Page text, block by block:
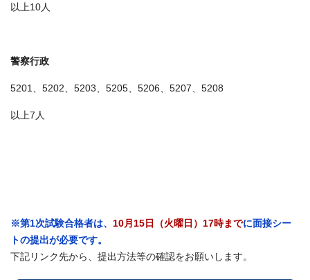
以上10人
警察行政
5201、5202、5203、5205、5206、5207、5208
以上7人
※第1次試験合格者は、 10月15日（火曜日）17時までに面接シー
トの提出が必要です。
下記リンク先から、提出方法等の確認をお願いします。